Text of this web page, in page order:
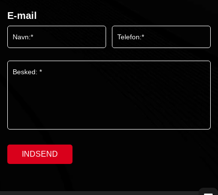
E-mail
INDSEND